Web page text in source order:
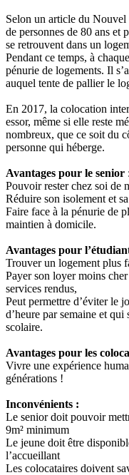
Selon un article du
de personnes de 80 ans et
se retrouvent dans un
Pendant ce temps, à
pénurie de logements. Il
auquel tente de pallier le
En 2017, la colocation
essor, même si elle reste
nombreux, que ce soit du
personne qui héberge.
Avantages pour le senior :
Pouvoir rester chez soi de
Réduire son isolement et
Faire face à la pénurie de
maintien à domicile.
Avantages pour
Trouver un logement plus
Payer son loyer moins
services rendus,
Peut permettre d’éviter le
d’heure par semaine et qui
scolaire.
Avantages pour les
Vivre une expérience
générations !
Inconvénients :
Le senior doit pouvoir
9m² minimum
Le jeune doit être
l’accueillant
Les colocataires doivent